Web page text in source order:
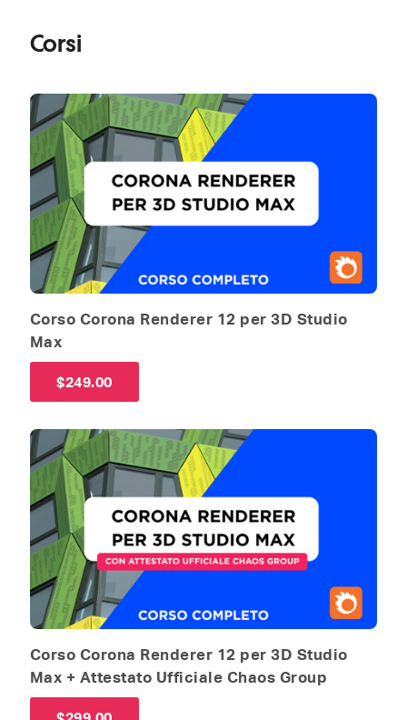
Corsi
Corso Corona Renderer 12 per 3D Studio
Max
$249.00
Corso Corona Renderer 12 per 3D Studio
Max + Attestato Ufficiale Chaos Group